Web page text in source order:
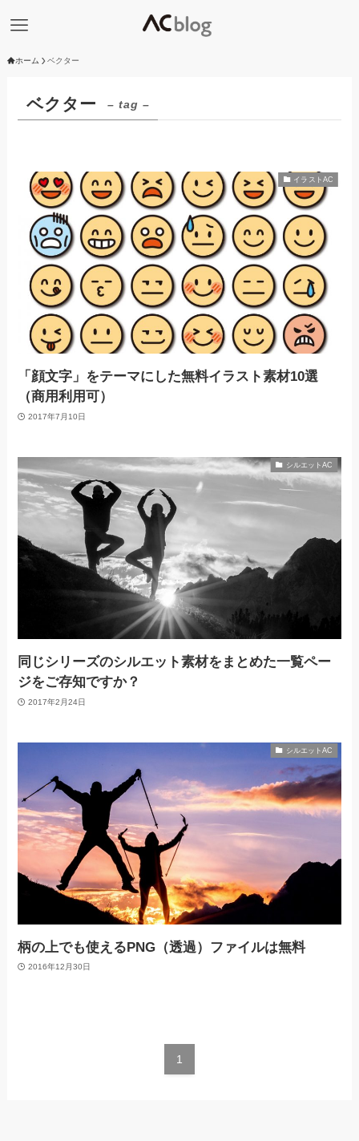
ホーム ベクター
ベクター – tag –
イラストAC
「顔文字」をテーマにした無料イラスト素材10選
（商用利用可）
2017年7月10日
シルエットAC
同じシリーズのシルエット素材をまとめた一覧ペー
ジをご存知ですか？
2017年2月24日
シルエットAC
柄の上でも使えるPNG（透過）ファイルは無料
2016年12月30日
1